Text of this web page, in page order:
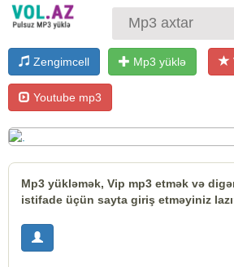
Zengimcell Mp3 yüklə
Youtube mp3
Mp3 yükləmək, Vip mp3 etmək və
istifade üçün sayta giriş etməyiniz